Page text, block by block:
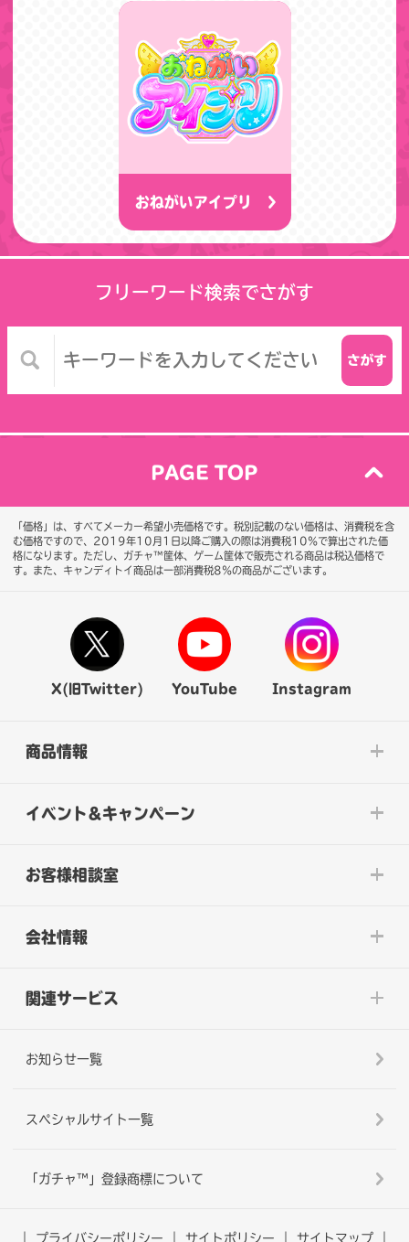
おねがいアイプリ
フリーワード検索でさがす
PAGE TOP
「価格」は、すべてメーカー希望小売価格です。税別記載のない価格は、消費税を含
む価格ですので、2019年10月1日以降ご購入の際は消費税10％で算出された価
格になります。 ただし、ガチャ™筐体、ゲーム筐体で販売される商品は税込価格で
す。また、キャンディトイ商品は一部消費税8％の商品がございます。
X(旧Twitter) YouTube Instagram
商品情報
イベント&キャンペーン
お客様相談室
会社情報
関連サービス
お知らせ一覧
スペシャルサイト一覧
「ガチャ™」登録商標について
プライバシーポリシー サイトポリシー サイトマップ